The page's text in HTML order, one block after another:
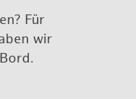
Für
wir